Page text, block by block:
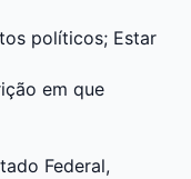
políticos; Estar
em que
Federal,